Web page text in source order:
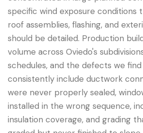
specific wind exposure conditions
roof assemblies, flashing, and
should be detailed. Production
volume across Oviedo's
schedules, and the defects we
consistently include ductwork
were never properly sealed,
installed in the wrong sequence,
insulation coverage, and grading